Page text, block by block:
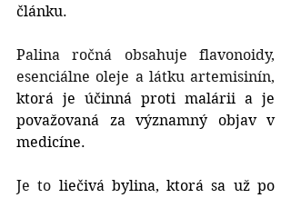
článku.
Palina ročná obsahuje flavonoidy,
ktorá je účinná proti malárii a je
považovaná za významný objav v
medicíne.
Je to liečivá bylina, ktorá sa už po